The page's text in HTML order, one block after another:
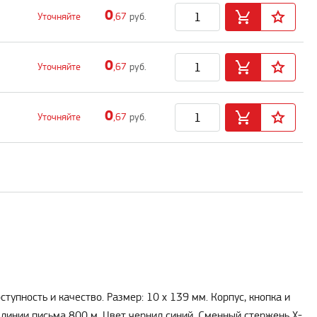
Уточняйте 0,67 руб.
Уточняйте 0,67 руб.
Уточняйте 0,67 руб.
и качество. Размер: 10 х 139 мм. Корпус, кнопка и